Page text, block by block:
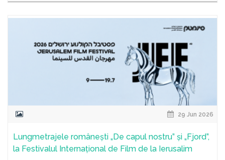
29 Jun 2026
Lungmetrajele românești „De capul nostru” și „Fjord”,
la Festivalul Internațional de Film de la Ierusalim